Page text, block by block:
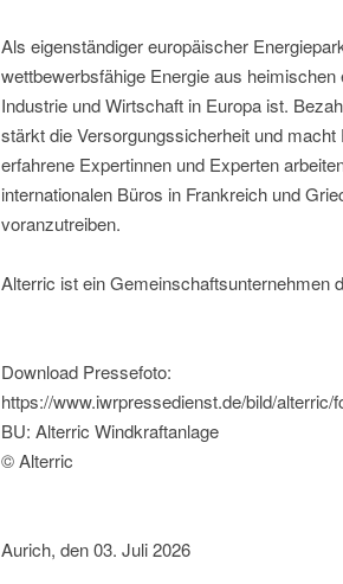
Als eigenständiger europäischer
wettbewerbsfähige Energie aus
Industrie und Wirtschaft in Europa ist.
stärkt die Versorgungssicherheit und
erfahrene Expertinnen und Experten
internationalen Büros in Frankreich und
voranzutreiben.
Alterric ist ein Gemeinschaftsunternehmen
Download Pressefoto:
https://www.iwrpressedienst.de/bild/
BU: Alterric Windkraftanlage
© Alterric
Aurich, den 03. Juli 2026